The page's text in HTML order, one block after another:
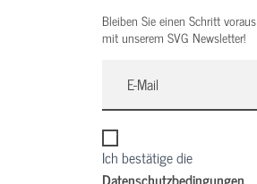
Bleiben Sie einen Schritt voraus
mit unserem SVG Newsletter!
Ich bestätige die